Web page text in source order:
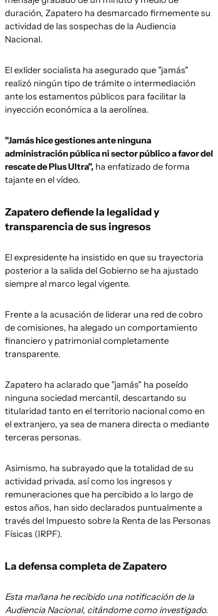
duración, Zapatero ha desmarcado firmemente su
actividad de las sospechas de la Audiencia
Nacional.
El exlíder socialista ha asegurado que "jamás"
realizó ningún tipo de trámite o intermediación
ante los estamentos públicos para facilitar la
inyección económica a la aerolínea.
"Jamás hice gestiones ante ninguna
administración pública ni sector público a favor del
rescate de Plus Ultra", ha enfatizado de forma
tajante en el vídeo.
Zapatero defiende la legalidad y
transparencia de sus ingresos
El expresidente ha insistido en que su trayectoria
posterior a la salida del Gobierno se ha ajustado
siempre al marco legal vigente.
Frente a la acusación de liderar una red de cobro
de comisiones, ha alegado un comportamiento
financiero y patrimonial completamente
transparente.
Zapatero ha aclarado que "jamás" ha poseído
ninguna sociedad mercantil, descartando su
titularidad tanto en el territorio nacional como en
el extranjero, ya sea de manera directa o mediante
terceras personas.
Asimismo, ha subrayado que la totalidad de su
actividad privada, así como los ingresos y
remuneraciones que ha percibido a lo largo de
estos años, han sido declarados puntualmente a
través del Impuesto sobre la Renta de las Personas
Físicas (IRPF).
La defensa completa de Zapatero
Esta mañana he recibido una notificación de la
Audiencia Nacional, citándome como investigado.